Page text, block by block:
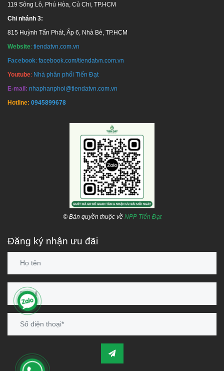
HỆ THỐNG PHÂN PHỐI HÀNG ĐẦU UY TÍN - CHUYÊN
GIAO HÀNG MIỄN PHÍ TOÀN QUỐC
24 Nguyễn Hữu Cảnh, Dĩ An, Bình Dương
F. Phú Lợi, Thủ Dầu Một, Bình Dương
Kho Đồng Nai 1: Thị xã Long Khánh, Đồng Nai
66 Nguyễn Ái Quốc, Biên Hòa, Đồng Nai
Đường Linh Đông, P. Linh Đông, Q. Thủ Đức, TP.HCM
Tỉnh lộ 10, Xã Lê Minh Xuân, H. Bình Chánh,
TP.HCM
Kho Quận 8:
Phạm Hùng, Q.8, TP.HCM
119 Sông Lô, Phú Hòa, Củ Chi, TP.HCM
Chi nhánh 3:
815 Huỳnh Tấn Phát, Ấp 6, Nhà Bè, TP.HCM
Website: tiendatvn.com.vn
Facebook: facebook.com/tiendatvn.com.vn
Youtube: Nhà phân phối Tiến Đạt
E-mail: nhaphanphoi@tiendatvn.com.vn
Hotline: 0945899678
© Bản quyền thuộc về NPP Tiến Đạt
Đăng ký nhận ưu đãi